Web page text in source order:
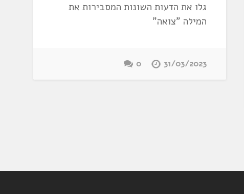
גלו את הדעות השונות המסבירות את
המילה "צואה"
31/03/2023
0